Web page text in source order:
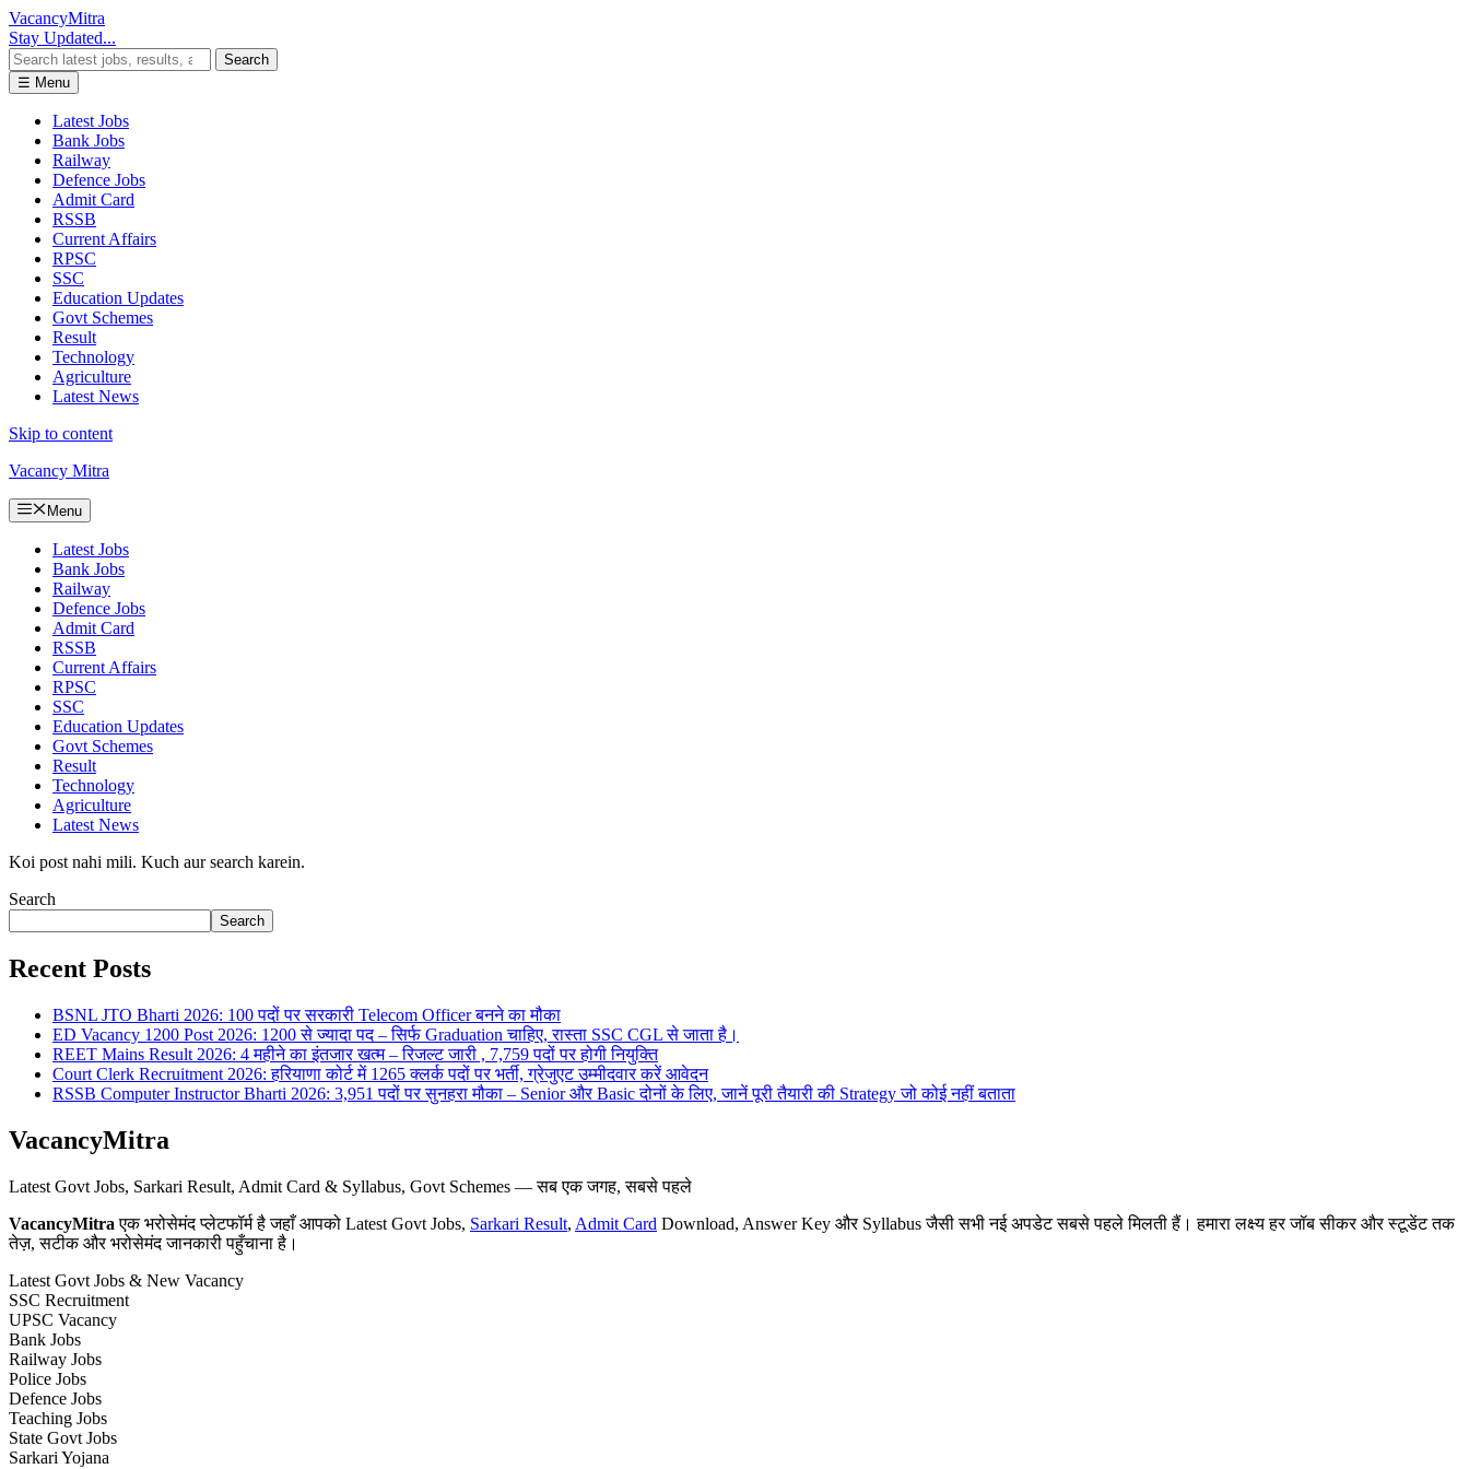
VacancyMitra
Stay Updated...
Search
☰ Menu
Latest Jobs
Bank Jobs
Railway
Defence Jobs
Admit Card
RSSB
Current Affairs
RPSC
SSC
Education Updates
Govt Schemes
Result
Technology
Agriculture
Latest News
Skip to content
Vacancy Mitra
Menu
Latest Jobs
Bank Jobs
Railway
Defence Jobs
Admit Card
RSSB
Current Affairs
RPSC
SSC
Education Updates
Govt Schemes
Result
Technology
Agriculture
Latest News
Koi post nahi mili. Kuch aur search karein.
Search
Search
Recent Posts
BSNL JTO Bharti 2026: 100 पदों पर सरकारी Telecom Officer बनने का मौका
ED Vacancy 1200 Post 2026: 1200 से ज्यादा पद – सिर्फ Graduation चाहिए, रास्ता SSC CGL से जाता है।
REET Mains Result 2026: 4 महीने का इंतजार खत्म – रिजल्ट जारी , 7,759 पदों पर होगी नियुक्ति
Court Clerk Recruitment 2026: हरियाणा कोर्ट में 1265 क्लर्क पदों पर भर्ती, ग्रेजुएट उम्मीदवार करें आवेदन
RSSB Computer Instructor Bharti 2026: 3,951 पदों पर सुनहरा मौका – Senior और Basic दोनों के लिए, जानें पूरी तैयारी की Strategy जो कोई नहीं बताता
VacancyMitra
Latest Govt Jobs, Sarkari Result, Admit Card & Syllabus, Govt Schemes — सब एक जगह, सबसे पहले
VacancyMitra एक भरोसेमंद प्लेटफॉर्म है जहाँ आपको Latest Govt Jobs, Sarkari Result, Admit Card Download, Answer Key और Syllabus जैसी सभी नई अपडेट सबसे पहले मिलती हैं। हमारा लक्ष्य हर जॉब सीकर और स्टूडेंट तक
तेज़, सटीक और भरोसेमंद जानकारी पहुँचाना है।
Latest Govt Jobs & New Vacancy
SSC Recruitment
UPSC Vacancy
Bank Jobs
Railway Jobs
Police Jobs
Defence Jobs
Teaching Jobs
State Govt Jobs
Sarkari Yojana